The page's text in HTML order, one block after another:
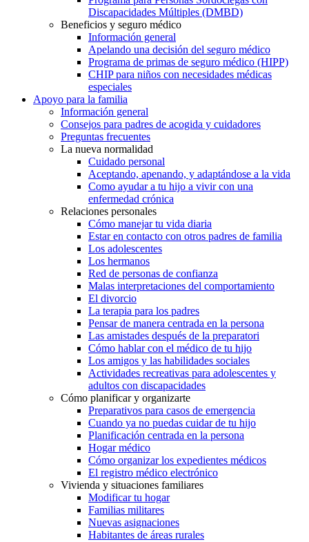
Discapacidades Múltiples (DMBD)
Beneficios y seguro médico
Información general
Apelando una decisión del seguro médico
Programa de primas de seguro médico (HIPP)
CHIP para niños con necesidades médicas
especiales
Apoyo para la familia
Información general
Consejos para padres de acogida y cuidadores
Preguntas frecuentes
La nueva normalidad
Cuidado personal
Aceptando, apenando, y adaptándose a la vida
Como ayudar a tu hijo a vivir con una
enfermedad crónica
Relaciones personales
Cómo manejar tu vida diaria
Estar en contacto con otros padres de familia
Los adolescentes
Los hermanos
Red de personas de confianza
Malas interpretaciones del comportamiento
El divorcio
La terapia para los padres
Pensar de manera centrada en la persona
Las amistades después de la preparatori
Cómo hablar con el médico de tu hijo
Los amigos y las habilidades sociales
Actividades recreativas para adolescentes y
adultos con discapacidades
Cómo planificar y organizarte
Preparativos para casos de emergencia
Cuando ya no puedas cuidar de tu hijo
Planificación centrada en la persona
Hogar médico
Cómo organizar los expedientes médicos
El registro médico electrónico
Vivienda y situaciones familiares
Modificar tu hogar
Familias militares
Nuevas asignaciones
Habitantes de áreas rurales